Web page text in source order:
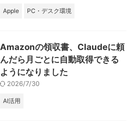
Apple PC・デスク環境
Amazonの領収書、Claudeに頼
んだら月ごとに自動取得できる
ようになりました
2026/7/30
AI活用